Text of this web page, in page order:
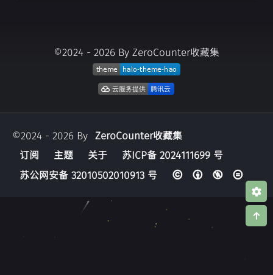
©2024 - 2026 By ZeroCounter收藏集
©2024 - 2026 By ZeroCounter收藏集
订阅
主题 关于
苏ICP备 2024111699 号
苏公网安备 32010502010913 号